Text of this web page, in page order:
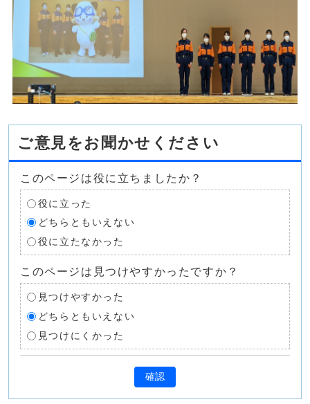
ご意見をお聞かせください
このページは役に立ちましたか？
役に立った
どちらともいえない
役に立たなかった
このページは見つけやすかったですか？
見つけやすかった
どちらともいえない
見つけにくかった
確認